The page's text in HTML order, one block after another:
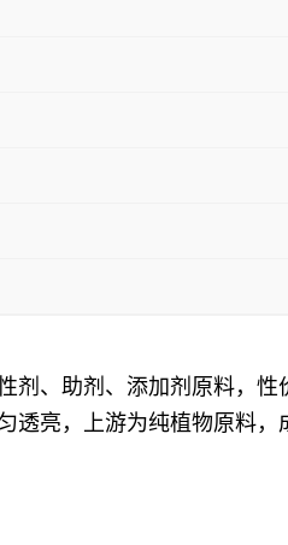
剂、助剂、添加剂原料，性
透亮，上游为纯植物原料